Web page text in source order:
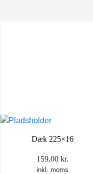
Dæk 225×16
159,00 kr.
inkl. moms